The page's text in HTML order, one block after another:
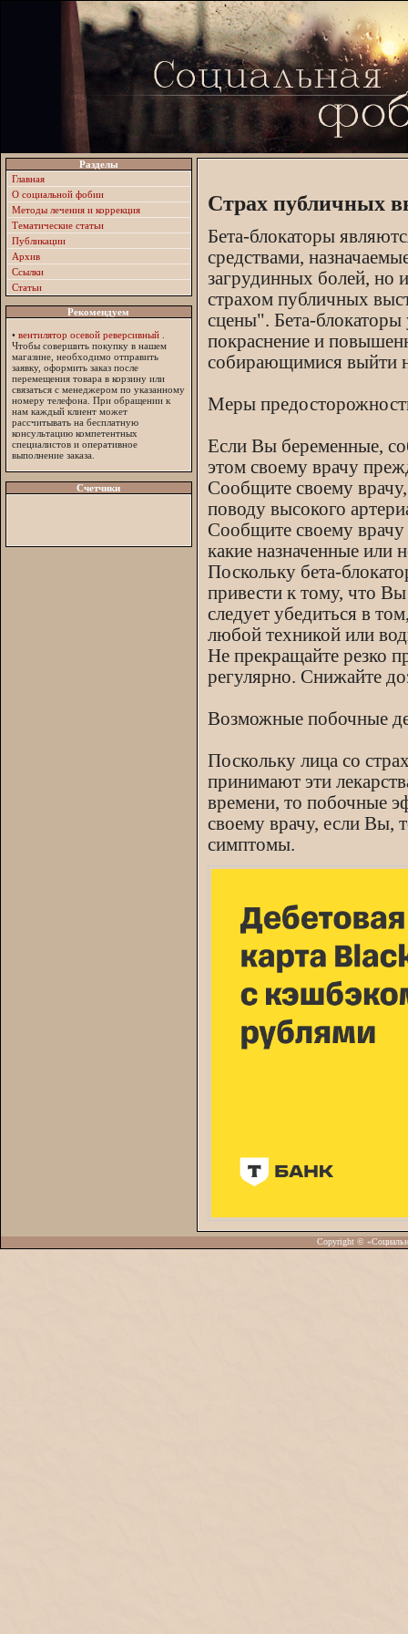
Разделы
Главная
О социальной фобии
Методы лечения и коррекция
Тематические статьи
Публикации
Архив
Ссылки
Статьи
Рекомендуем
• вентилятор осевой реверсивный
Чтобы совершить покупку в нашем
магазине, необходимо отправить
заявку, оформить заказ после
перемещения товара в корзину или
связаться с менеджером по указанному
номеру телефона. При обращении к
нам каждый клиент может
рассчитывать на бесплатную
консультацию компетентных
специалистов и оперативное
выполнение заказа.
Счетчики
Страх публичных
Бета-блокаторы
средствами,
загрудинных болей, но
страхом публичных
сцены". Бета-
покраснение и
собирающимися выйти
Меры
Если Вы беременные,
этом своему врачу
Сообщите своему
поводу высокого
Сообщите своему
какие назначенные или
Поскольку бета-
привести к тому, что Вы
следует убедиться в
любой техникой или
Не прекращайте резко
регулярно. Снижайте
Возможные побочные
Поскольку лица со
принимают эти
времени, то побочные
своему врачу, если Вы,
симптомы.
Copyright ©